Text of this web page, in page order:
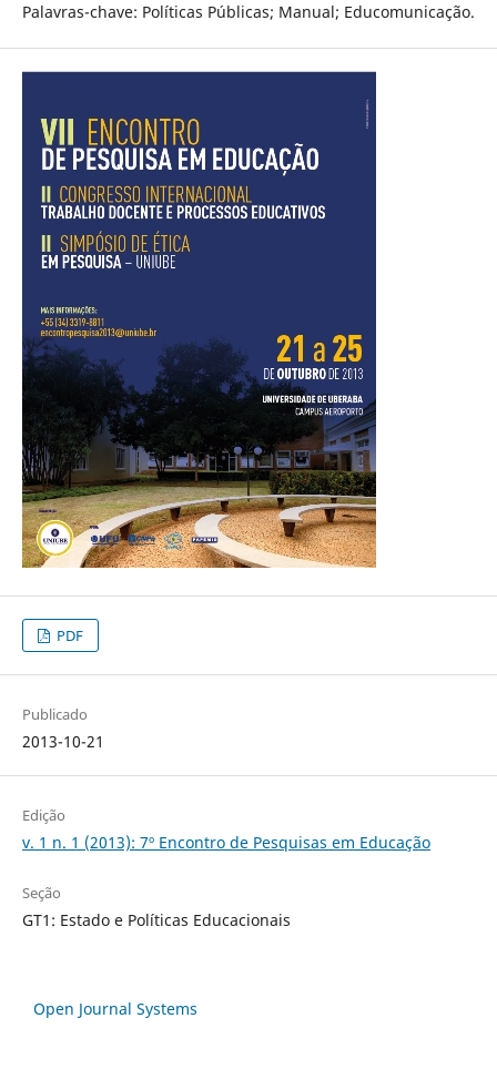
Palavras-chave: Políticas Públicas; Manual; Educomunicação.
PDF
Publicado
2013-10-21
Edição
v. 1 n. 1 (2013): 7º Encontro de Pesquisas em Educação
Seção
GT1: Estado e Políticas Educacionais
Open Journal Systems